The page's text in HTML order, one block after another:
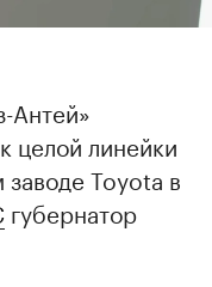
Антей»
целой линейки
Toyota в
губернатор